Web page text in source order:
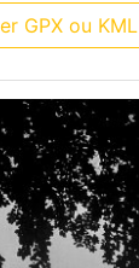
GPX ou KML